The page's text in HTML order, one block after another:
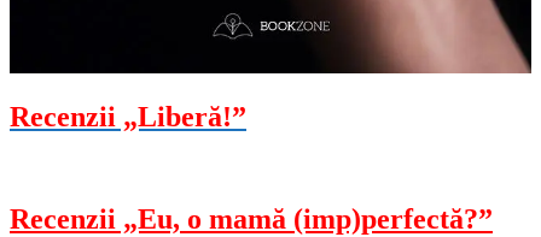
Recenzii „Liberă!”
Recenzii „Eu, o mamă (imp)perfectă?”